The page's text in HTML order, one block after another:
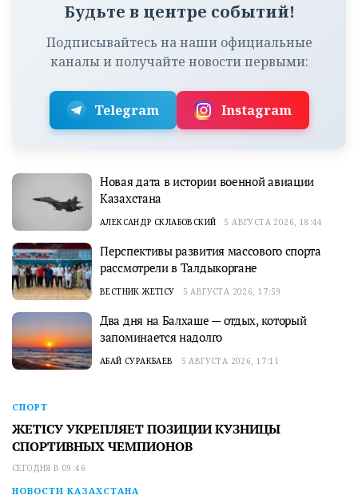
Будьте в центре событий!
Подписывайтесь на наши официальные
каналы и получайте новости первыми:
Telegram Instagram
Новая дата в истории военной авиации
Казахстана
АЛЕКСАНДР СКЛАБОВСКИЙ 5 АВГУСТА 2026, 18:44
Перспективы развития массового спорта
рассмотрели в Талдыкоргане
ВЕСТНИК ЖЕТІСУ 5 АВГУСТА 2026, 17:59
Два дня на Балхаше — отдых, который
запоминается надолго
АБАЙ СУРАКБАЕВ 5 АВГУСТА 2026, 17:11
СПОРТ
ЖЕТІСУ УКРЕПЛЯЕТ ПОЗИЦИИ КУЗНИЦЫ
СПОРТИВНЫХ ЧЕМПИОНОВ
СЕГОДНЯ В 09:46
НОВОСТИ КАЗАХСТАНА